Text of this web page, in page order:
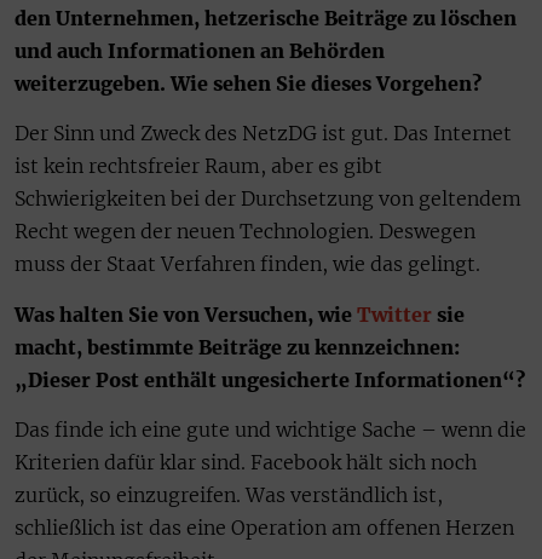
den Unternehmen, hetzerische Beiträge zu löschen
und auch Informationen an Behörden
weiterzugeben. Wie sehen Sie dieses Vorgehen?
Der Sinn und Zweck des NetzDG ist gut. Das Internet
ist kein rechtsfreier Raum, aber es gibt
Schwierigkeiten bei der Durchsetzung von geltendem
Recht wegen der neuen Technologien. Deswegen
muss der Staat Verfahren finden, wie das gelingt.
Was halten Sie von Versuchen, wie Twitter sie
macht, bestimmte Beiträge zu kennzeichnen:
„Dieser Post enthält ungesicherte Informationen“?
Das finde ich eine gute und wichtige Sache – wenn die
Kriterien dafür klar sind. Facebook hält sich noch
zurück, so einzugreifen. Was verständlich ist,
schließlich ist das eine Operation am offenen Herzen